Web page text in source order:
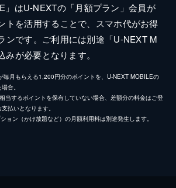
」はU-NEXTの「月額プラン」会員が
トを活用することで、スマホ代がお得
ンです。ご利用には別途「U-NEXT M
が必要となります。
毎月もらえる1,200円分のポイントを、U-NEXT MOBILEの
合。
当するポイントを保有していない場合、差額分の料金はご登
払いとなります。
ョン（かけ放題など）の月額利用料は別途発生します。